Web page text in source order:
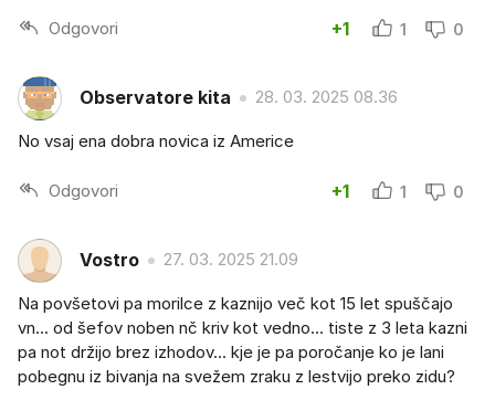
Odgovori +1 1 0
Observatore kita 28. 03. 2025 08.36
No vsaj ena dobra novica iz Americe
Odgovori +1 1 0
Vostro 27. 03. 2025 21.09
Na povšetovi pa morilce z kaznijo več kot 15 let spuščajo
vn... od šefov noben nč kriv kot vedno... tiste z 3 leta kazni
pa not držijo brez izhodov... kje je pa poročanje ko je lani
pobegnu iz bivanja na svežem zraku z lestvijo preko zidu?